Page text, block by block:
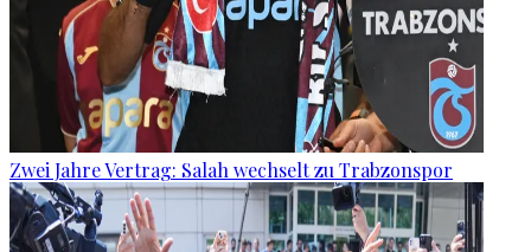
Zwei Jahre Vertrag: Salah wechselt zu Trabzonspor